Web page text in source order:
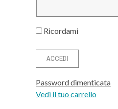
Ricordami
Password dimenticata
Vedi il tuo carrello